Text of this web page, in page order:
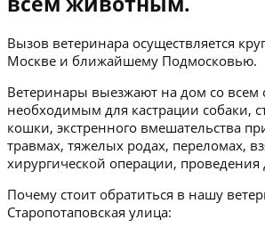
Вызов ветеринара осуществляется
Москве и ближайшему Подмосковью.
Ветеринары выезжают на дом со всем
необходимым для кастрации собаки,
кошки, экстренного вмешательства
травмах, тяжелых родах, переломах,
хирургической операции, проведения
Почему стоит обратиться в нашу
Старопотаповская улица: